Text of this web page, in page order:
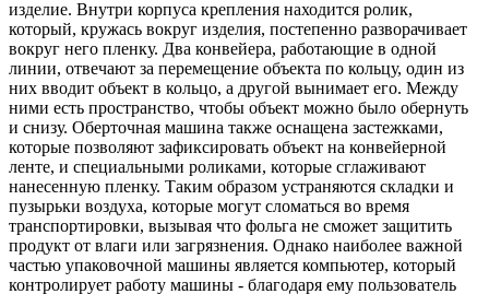
изделие. Внутри корпуса крепления находится ролик,
который, кружась вокруг изделия, постепенно разворачивает
вокруг него пленку. Два конвейера, работающие в одной
линии, отвечают за перемещение объекта по кольцу, один из
них вводит объект в кольцо, а другой вынимает его. Между
ними есть пространство, чтобы объект можно было обернуть
и снизу. Оберточная машина также оснащена застежками,
которые позволяют зафиксировать объект на конвейерной
ленте, и специальными роликами, которые сглаживают
нанесенную пленку. Таким образом устраняются складки и
пузырьки воздуха, которые могут сломаться во время
транспортировки, вызывая что фольга не сможет защитить
продукт от влаги или загрязнения. Однако наиболее важной
частью упаковочной машины является компьютер, который
контролирует работу машины - благодаря ему пользователь